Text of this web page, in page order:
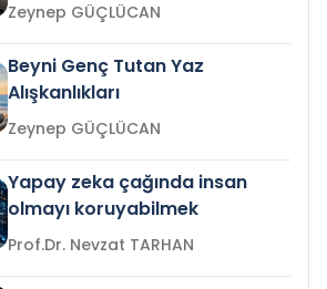
Zeynep GÜÇLÜCAN
Beyni Genç Tutan Yaz
Alışkanlıkları
Zeynep GÜÇLÜCAN
Yapay zeka çağında insan
olmayı koruyabilmek
Prof.Dr. Nevzat TARHAN